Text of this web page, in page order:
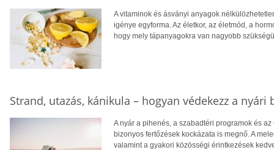
A vitaminok és ásványi anyagok
igénye egyforma. Az életkor, az életmód, a
hogy mely tápanyagokra van nagyobb
Strand, utazás, kánikula – hogyan védekezz a nyári
A nyár a pihenés, a szabadtéri programok és
bizonyos fertőzések kockázata is megnő. A
valamint a gyakori közösségi érintkezések